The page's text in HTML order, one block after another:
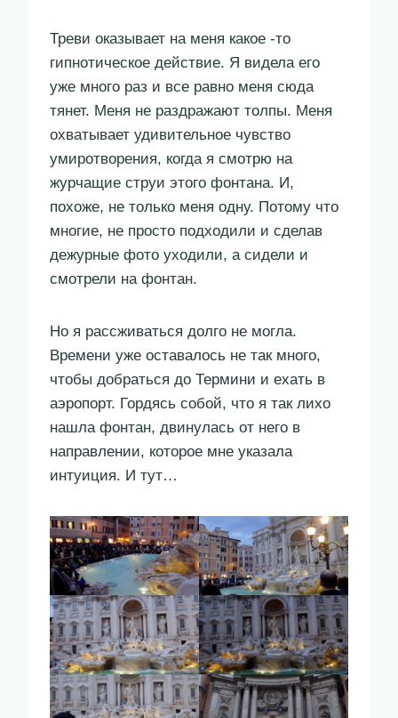
Треви оказывает на меня какое -то
гипнотическое действие. Я видела его
уже много раз и все равно меня сюда
тянет. Меня не раздражают толпы. Меня
охватывает удивительное чувство
умиротворения, когда я смотрю на
журчащие струи этого фонтана. И,
похоже, не только меня одну. Потому что
многие, не просто подходили и сделав
дежурные фото уходили, а сидели и
смотрели на фонтан.
Но я рассживаться долго не могла.
Времени уже оставалось не так много,
чтобы добраться до Термини и ехать в
аэропорт. Гордясь собой, что я так лихо
нашла фонтан, двинулась от него в
направлении, которое мне указала
интуиция. И тут…